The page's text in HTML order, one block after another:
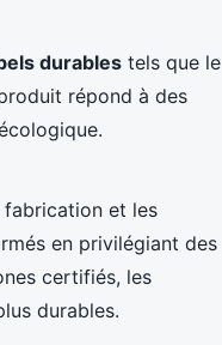
durables tels que le
répond à des
et les
en privilégiant des
certifiés, les
durables.